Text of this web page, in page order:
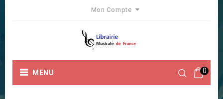
Mon Compte
0
MENU